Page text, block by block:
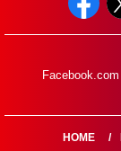
Facebook.com
HOME